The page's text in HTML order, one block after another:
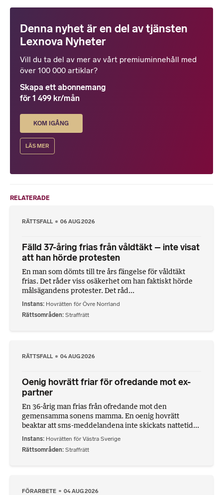
Denna nyhet är en del av tjänsten
Lexnova Nyheter
Vill du ta del av mer av vårt premiuminnehåll med
över 100 000 artiklar?
Skapa ett abonnemang
för 1 499 kr/mån
KOM IGÅNG
LÄS MER
RELATERADE
RÄTTSFALL 06 AUG 2026
Fälld 37-åring frias från våldtäkt – inte visat
att han hörde protesten
En man som dömts till tre års fängelse för våldtäkt
frias. Det råder viss osäkerhet om han faktiskt hörde
målsägandens protester. Det råd...
Instans Hovrätten för Övre Norrland
Rättsområden Straffrätt
RÄTTSFALL 04 AUG 2026
Oenig hovrätt friar för ofredande mot ex-
partner
En 36-årig man frias från ofredande mot den
gemensamma sonens mamma. En oenig hovrätt
beaktar att sms-meddelandena inte skickats nattetid...
Instans Hovrätten för Västra Sverige
Rättsområden Straffrätt
FÖRARBETE 04 AUG 2026